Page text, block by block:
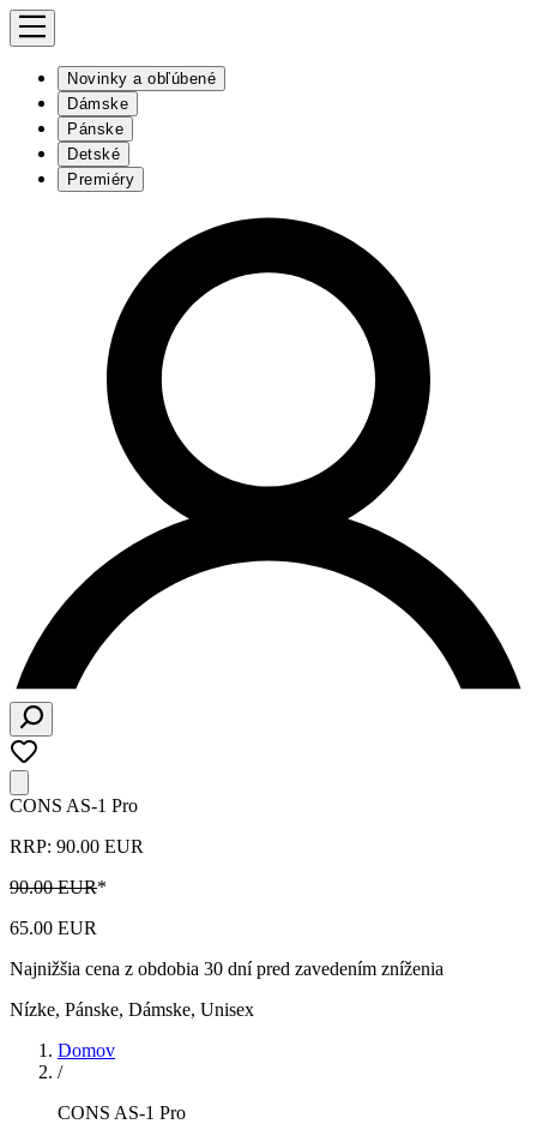
Novinky a obľúbené
Dámske
Pánske
Detské
Premiéry
CONS AS-1 Pro
RRP: 90.00 EUR
90.00 EUR*
65.00 EUR
Najnižšia cena z obdobia 30 dní pred zavedením zníženia
Nízke, Pánske, Dámske, Unisex
Domov
/
CONS AS-1 Pro